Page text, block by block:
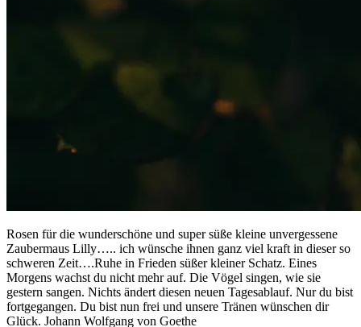
Rosen für die wunderschöne und super süße kleine unvergessene
Zaubermaus Lilly….. ich wünsche ihnen ganz viel kraft in dieser so
schweren Zeit….Ruhe in Frieden süßer kleiner Schatz. Eines
Morgens wachst du nicht mehr auf. Die Vögel singen, wie sie
gestern sangen. Nichts ändert diesen neuen Tagesablauf. Nur du bist
fortgegangen. Du bist nun frei und unsere Tränen wünschen dir
Glück. Johann Wolfgang von Goethe